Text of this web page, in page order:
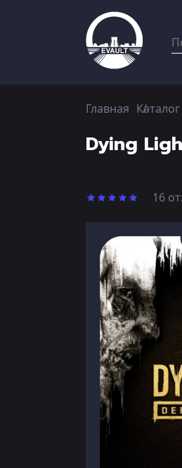
Главная Каталог
Dying
16